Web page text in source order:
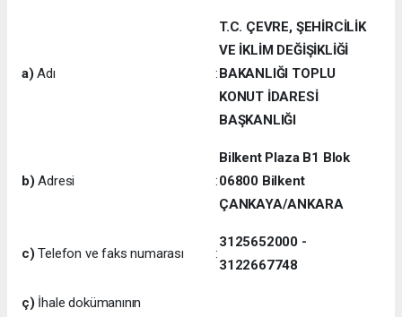
a) Adı :
T.C. ÇEVRE, ŞEHİRCİLİK
VE İKLİM DEĞİŞİKLİĞİ
BAKANLIĞI TOPLU
KONUT İDARESİ
BAŞKANLIĞI
b) Adresi :
Bilkent Plaza B1 Blok
06800 Bilkent
ÇANKAYA/ANKARA
c) Telefon ve faks numarası :
3125652000 -
3122667748
ç) İhale dokümanının